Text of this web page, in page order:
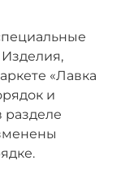
Изделия,
«Лавка
и
разделе